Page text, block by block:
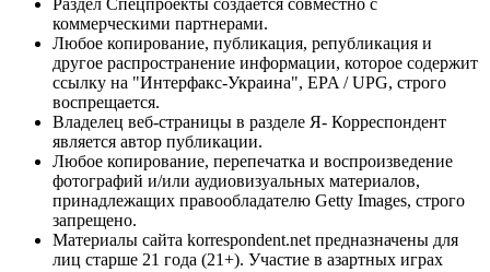
коммерческими партнерами.
Любое копирование, публикация, републикация и
другое распространение информации, которое содержит
ссылку на "Интерфакс-Украина", EPA / UPG, строго
воспрещается.
Владелец веб-страницы в разделе Я- Корреспондент
является автор публикации.
Любое копирование, перепечатка и воспроизведение
фотографий и/или аудиовизуальных материалов,
принадлежащих правообладателю Getty Images, строго
запрещено.
Материалы сайта korrespondent.net предназначены для
лиц старше 21 года (21+). Участие в азартных играх